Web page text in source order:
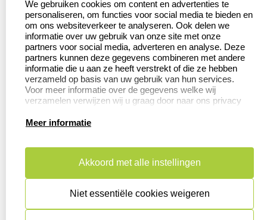
Veel gestelde vragen
Retourneren
Herroepingsrecht
Wederverkoper
worden
Betaling &
Verzending
Productinformatie:
Aanleverspecificaties
Instructie voor
Safety Sheets
Sitemap
We gebruiken cookies om content en advertenties te
personaliseren, om functies voor social media te bieden en
om ons websiteverkeer te analyseren. Ook delen we
informatie over uw gebruik van onze site met onze
partners voor social media, adverteren en analyse. Deze
partners kunnen deze gegevens combineren met andere
informatie die u aan ze heeft verstrekt of die ze hebben
verzameld op basis van uw gebruik van hun services.
Voor meer informatie over de gegevens welke wij
verzamelen verwijzen wij u graag door naar ons privacy
Meer informatie
Akkoord met alle instellingen
Niet essentiële cookies weigeren